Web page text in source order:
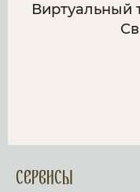
Виртуальный
Сервисы